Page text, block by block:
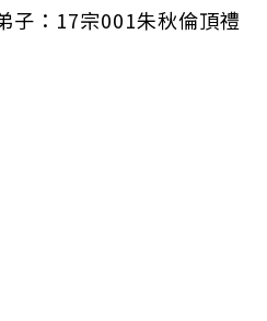
子：17宗001朱秋倫頂禮